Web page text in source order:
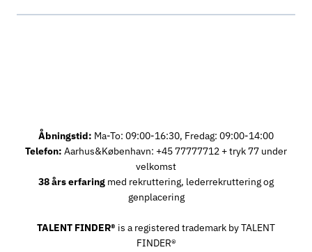
Åbningstid: Ma-To: 09:00-16:30, Fredag: 09:00-14:00
Telefon: Aarhus&København: +45 77777712 + tryk 77 under
velkomst
38 års erfaring med rekruttering, lederrekruttering og
genplacering
TALENT FINDER® is a registered trademark by TALENT
FINDER®